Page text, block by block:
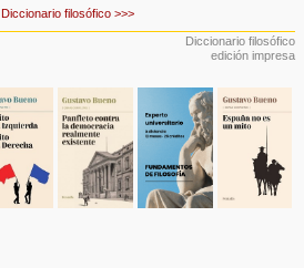
Diccionario filosófico >>>
Diccionario filosófico
edición impresa